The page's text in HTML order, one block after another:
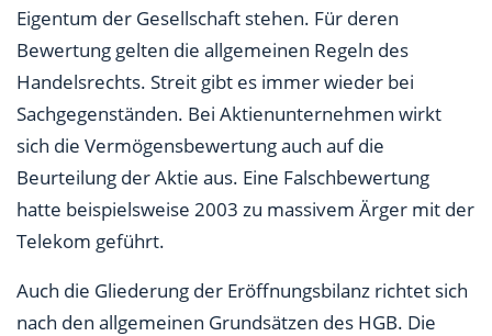
Eigentum der Gesellschaft stehen. Für deren
Bewertung gelten die allgemeinen Regeln des
Handelsrechts. Streit gibt es immer wieder bei
Sachgegenständen. Bei Aktienunternehmen wirkt
sich die Vermögensbewertung auch auf die
Beurteilung der Aktie aus. Eine Falschbewertung
hatte beispielsweise 2003 zu massivem Ärger mit der
Telekom geführt.
Auch die Gliederung der Eröffnungsbilanz richtet sich
nach den allgemeinen Grundsätzen des HGB. Die